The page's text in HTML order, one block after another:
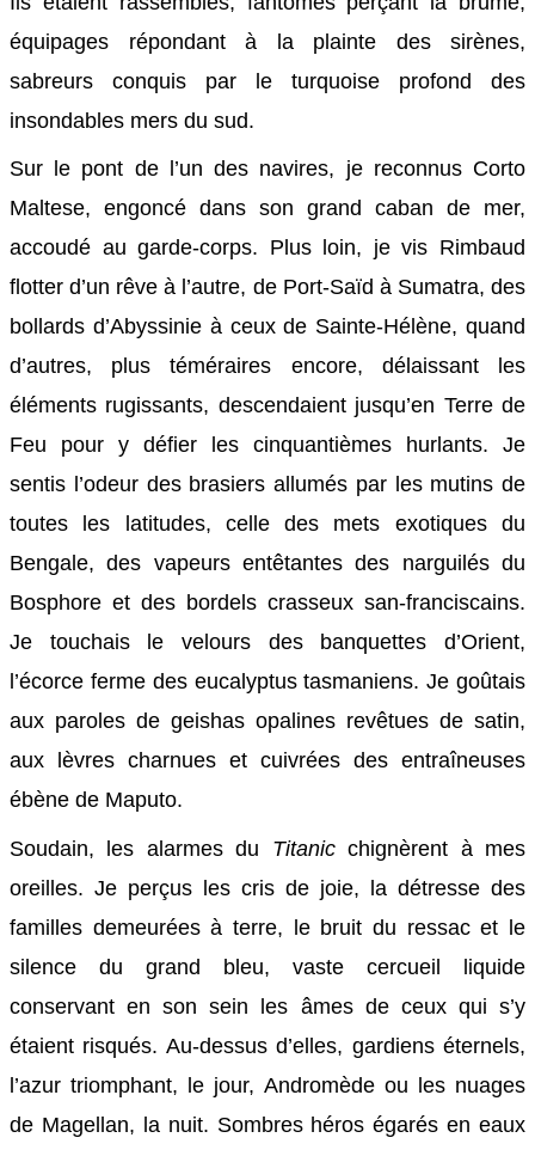
équipages répondant à la plainte des sirènes,
sabreurs conquis par le turquoise profond des
insondables mers du sud.
Sur le pont de l’un des navires, je reconnus Corto
Maltese, engoncé dans son grand caban de mer,
accoudé au garde-corps. Plus loin, je vis Rimbaud
flotter d’un rêve à l’autre, de Port-Saïd à Sumatra, des
bollards d’Abyssinie à ceux de Sainte-Hélène, quand
d’autres, plus téméraires encore, délaissant les
éléments rugissants, descendaient jusqu’en Terre de
Feu pour y défier les cinquantièmes hurlants. Je
sentis l’odeur des brasiers allumés par les mutins de
toutes les latitudes, celle des mets exotiques du
Bengale, des vapeurs entêtantes des narguilés du
Bosphore et des bordels crasseux san-franciscains.
Je touchais le velours des banquettes d’Orient,
l’écorce ferme des eucalyptus tasmaniens. Je goûtais
aux paroles de geishas opalines revêtues de satin,
aux lèvres charnues et cuivrées des entraîneuses
ébène de Maputo.
Soudain, les alarmes du Titanicchignèrent à mes
oreilles. Je perçus les cris de joie, la détresse des
familles demeurées à terre, le bruit du ressac et le
silence du grand bleu, vaste cercueil liquide
conservant en son sein les âmes de ceux qui s’y
étaient risqués. Au-dessus d’elles, gardiens éternels,
l’azur triomphant, le jour, Andromède ou les nuages
de Magellan, la nuit. Sombres héros égarés en eaux